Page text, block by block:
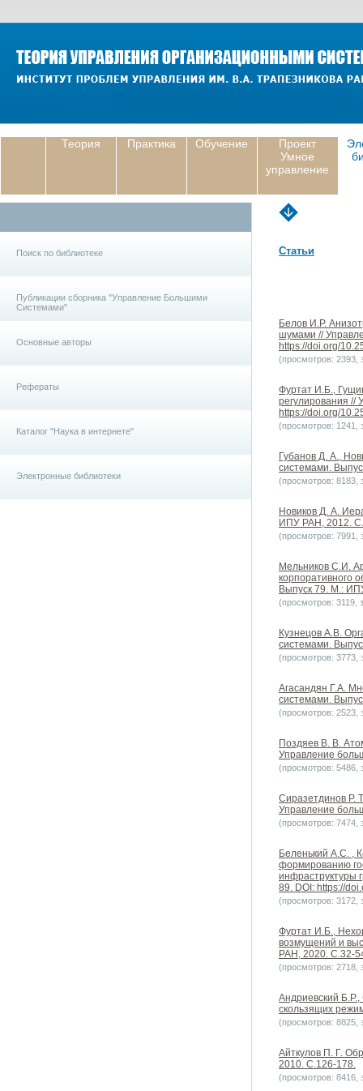
Теория Практика Обучение
Проект
Умное
управление
Поиск по библиотеке
Публикации сборника "Управление Большими
Системами"
Основные авторы
Рефераты
Каталог "Наука в интернете"
Электронные библиотеки
Статьи
Белов И.Р.
шумами //
https://doi.org/
(просмотров: 2393,
Фуртат И.Б.,
регулирования
https://doi.org/
(просмотров: 1241,
Губанов Д. А.,
системами.
(просмотров: 8183,
Новиков Д. А.
ИПУ РАН, 2012.
(просмотров: 7991,
Мельников С.И.
корпоративного
Выпуск 79. М.:
(просмотров: 3119,
Кузнецов А.В.
системами.
(просмотров: 3773,
Агасандян Г.А.
системами.
(просмотров: 2523,
Поздяев В. В.
Управление
(просмотров: 5486,
Сиразетдинов Р.
Управление
(просмотров: 7474,
Беленький А.С. ,
формированию
инфраструктуры
89. DOI: https://
(просмотров: 3172,
Фуртат И.Б.,
возмущений и
РАН, 2020. С.32-
(просмотров: 2718,
Андриевский
скользящих
(просмотров: 8825,
Айткулов П. Г.
2010. С.126-178.
(просмотров: 8416,